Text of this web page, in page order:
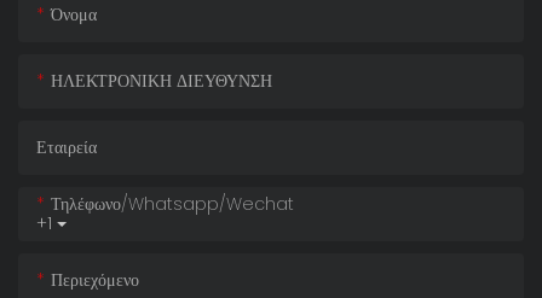
Όνομα
ΗΛΕΚΤΡΟΝΙΚΗ ΔΙΕΥΘΥΝΣΗ
Εταιρεία
+1
Τηλέφωνο/whatsapp/wechat
Περιεχόμενο